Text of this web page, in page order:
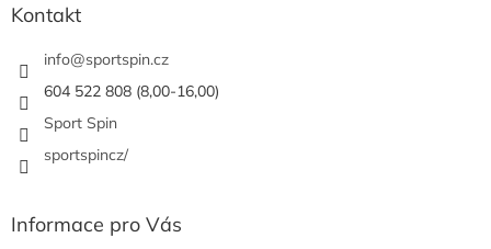
Kontakt
info@sportspin.cz
604 522 808 (8,00-16,00)
Sport Spin
sportspincz/
Informace pro Vás